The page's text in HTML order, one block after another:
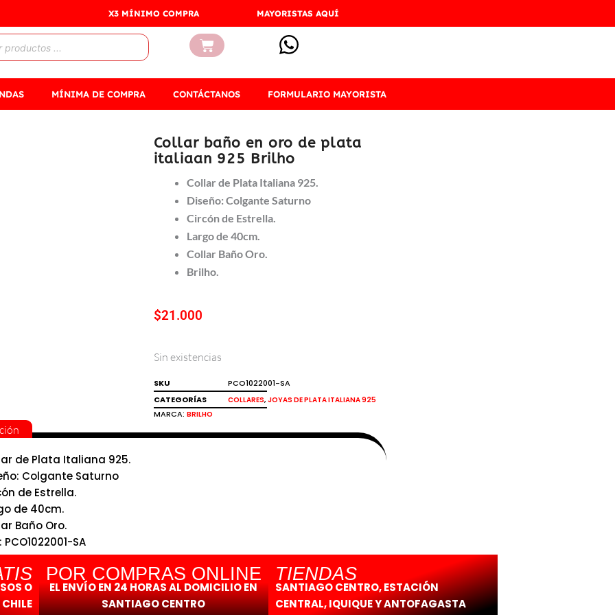
X3 MÍNIMO COMPRA MAYORISTAS AQUÍ
Carrito
MÍNIMA DE COMPRA CONTÁCTANOS FORMULARIO MAYORISTA
Collar baño en oro de plata
italiaan 925 Brilho
Collar de Plata Italiana 925.
Diseño: Colgante Saturno
Circón de Estrella.
Largo de 40cm.
Collar Baño Oro.
Brilho.
$21.000
Sin existencias
SKU
PCO1022001-SA
CATEGORÍAS
COLLARES,JOYAS DE PLATA ITALIANA 925
MARCA:BRILHO
de Plata Italiana 925.
Colgante Saturno
de Estrella.
de 40cm.
Baño Oro.
PCO1022001-SA
O
POR COMPRAS ONLINE
EL ENVÍO EN 24 HORAS AL DOMICILIO EN
SANTIAGO CENTRO
TIENDAS
SANTIAGO CENTRO, ESTACIÓN
CENTRAL, IQUIQUE Y ANTOFAGASTA